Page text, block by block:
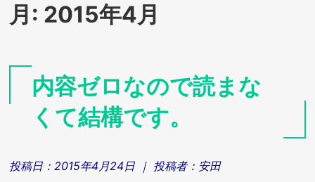
月: 2015年4月
内容ゼロなので読まな
くて結構です。
投稿日： 2015年4月24日 ｜ 投稿者： 安田